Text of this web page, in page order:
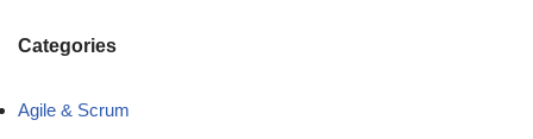
Categories
Agile & Scrum